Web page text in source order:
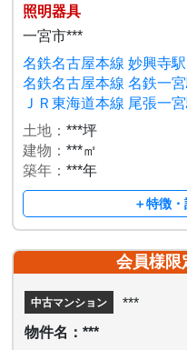
照明器具
一宮市***
名鉄名古屋本線 妙興寺駅
名鉄名古屋本線 名鉄一
ＪＲ東海道本線 尾張一
土地：***坪
建物：***㎡
築年：***年
＋特徴
会員様限
中古マンション
***
物件名：***